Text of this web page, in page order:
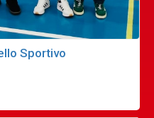
Sportivo